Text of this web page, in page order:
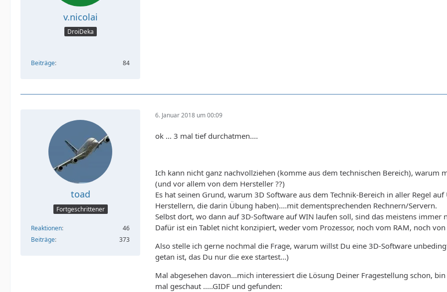
v.nicolai
DroiDeka
Beiträge 84
toad
Fortgeschrittener
Reaktionen
46
Beiträge
373
6. Januar 2018 um 00:09
ok ... 3 mal tief durchatmen....
Ich kann nicht ganz nachvollziehen (komme aus dem technischen Bereich), warum
(und vor allem von dem Hersteller ??)
Es hat seinen Grund, warum 3D Software aus dem Technik-Bereich in aller Regel
Herstellern, die darin Übung haben)....mit dementsprechenden Rechnern/Servern.
Selbst dort, wo dann auf 3D-Software auf WIN laufen soll, sind das meistens immer
Dafür ist ein Tablet nicht konzipiert, weder vom Prozessor, noch vom RAM, noch
Also stelle ich gerne nochmal die Frage, warum willst Du eine 3D-Software
getan ist, das Du nur die exe startest...)
Mal abgesehen davon...mich interessiert die Lösung Deiner Fragestellung schon,
mal geschaut .....GIDF und gefunden: